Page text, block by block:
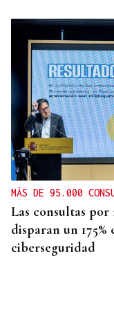
MÁS DE 95.000
Las consultas por
disparan un 175%
ciberseguridad